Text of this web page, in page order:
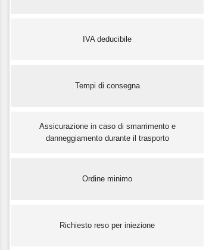
IVA deducibile
Tempi di consegna
Assicurazione in caso di smarrimento e
danneggiamento durante il trasporto
Ordine minimo
Richiesto reso per iniezione